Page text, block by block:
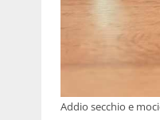
Addio secchio e